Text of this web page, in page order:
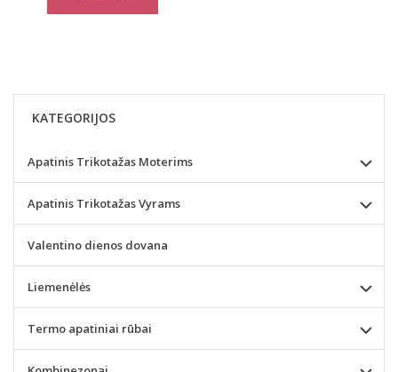
KATEGORIJOS
Apatinis Trikotažas Moterims
Apatinis Trikotažas Vyrams
Valentino dienos dovana
Liemenėlės
Termo apatiniai rūbai